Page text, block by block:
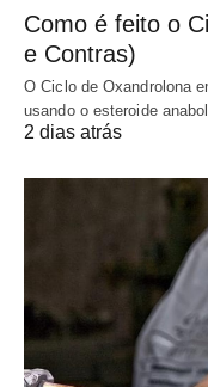
Como é feito o
e Contras)
O Ciclo de Oxandrolona
usando o esteroide
2 dias atrás